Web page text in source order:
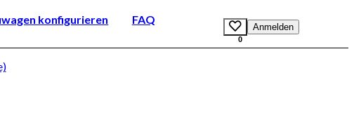
konfigurieren FAQ
0
Anmelden